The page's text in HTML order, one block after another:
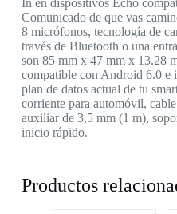
In en dispositivos Echo
Comunicado de que vas
8 micrófonos, tecnología de
través de Bluetooth o una
son 85 mm x 47 mm x 13.28
compatible con Android 6.0 e
plan de datos actual de tu
corriente para automóvil,
auxiliar de 3,5 mm (1 m),
inicio rápido.
Productos